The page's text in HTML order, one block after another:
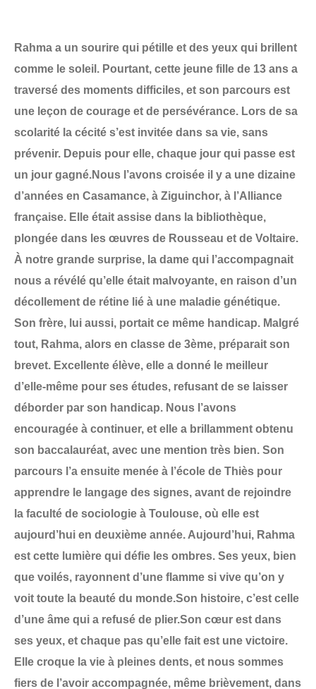
Rahma a un sourire qui pétille et des yeux qui brillent
comme le soleil. Pourtant, cette jeune fille de 13 ans a
traversé des moments difficiles, et son parcours est
une leçon de courage et de persévérance. Lors de sa
scolarité la cécité s’est invitée dans sa vie, sans
prévenir. Depuis pour elle, chaque jour qui passe est
un jour gagné.Nous l’avons croisée il y a une dizaine
d’années en Casamance, à Ziguinchor, à l’Alliance
française. Elle était assise dans la bibliothèque,
plongée dans les œuvres de Rousseau et de Voltaire.
À notre grande surprise, la dame qui l’accompagnait
nous a révélé qu’elle était malvoyante, en raison d’un
décollement de rétine lié à une maladie génétique.
Son frère, lui aussi, portait ce même handicap. Malgré
tout, Rahma, alors en classe de 3ème, préparait son
brevet. Excellente élève, elle a donné le meilleur
d’elle-même pour ses études, refusant de se laisser
déborder par son handicap. Nous l’avons
encouragée à continuer, et elle a brillamment obtenu
son baccalauréat, avec une mention très bien. Son
parcours l’a ensuite menée à l’école de Thiès pour
apprendre le langage des signes, avant de rejoindre
la faculté de sociologie à Toulouse, où elle est
aujourd’hui en deuxième année. Aujourd’hui, Rahma
est cette lumière qui défie les ombres. Ses yeux, bien
que voilés, rayonnent d’une flamme si vive qu’on y
voit toute la beauté du monde.Son histoire, c’est celle
d’une âme qui a refusé de plier.Son cœur est dans
ses yeux, et chaque pas qu’elle fait est une victoire.
Elle croque la vie à pleines dents, et nous sommes
fiers de l’avoir accompagnée, même brièvement, dans